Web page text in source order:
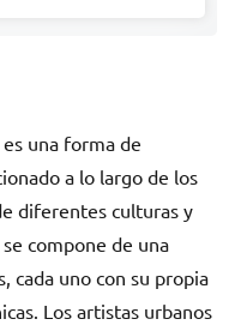
una forma de
a lo largo de los
diferentes culturas y
compone de una
cada uno con su propia
Los artistas urbanos